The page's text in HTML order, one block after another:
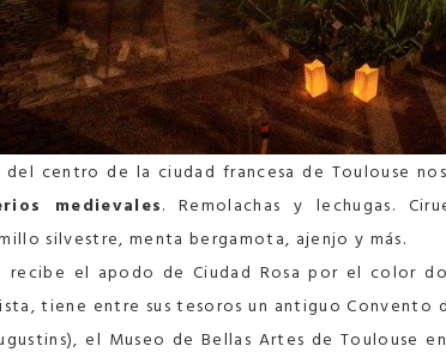
del centro de la ciudad francesa de Toulouse
medievales. Remolachas y lechugas.
silvestre, menta bergamota, ajenjo y más.
recibe el apodo de Ciudad Rosa por el color
tiene entre sus tesoros un antiguo Convento
el Museo de Bellas Artes de Toulouse